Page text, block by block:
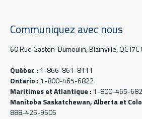
Communiquez avec nous
60 Rue Gaston-Dumoulin, Blainville, QC J7C
Québec : 1-866-861-8111
Ontario : 1-800-465-6822
Maritimes et Atlantique : 1-800-465-
Manitoba Saskatchewan, Alberta et
888-425-9505